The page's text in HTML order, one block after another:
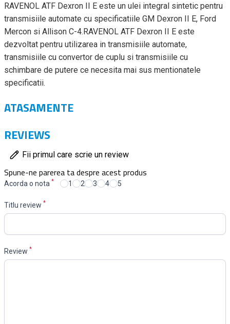
RAVENOL ATF Dexron II E este un ulei integral sintetic pentru
transmisiile automate cu specificatiile GM Dexron II E, Ford
Mercon si Allison C-4.RAVENOL ATF Dexron II E este
dezvoltat pentru utilizarea in transmisiile automate,
transmisiile cu convertor de cuplu si transmisiile cu
schimbare de putere ce necesita mai sus mentionatele
specificatii.
ATASAMENTE
REVIEWS
Fii primul care scrie un review
Spune-ne parerea ta despre acest produs
Acorda o nota * 1 2 3 4 5
Titlu review *
Review *